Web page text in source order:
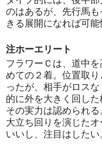
のはあるが、先行馬
きる展開になれば可
注ホーエリート
フラワーＣは、道中
めての２着。位置取
ったが、相手がロス
的に外を大きく回した
その実力は認められる
大立ち回りを演じた
いいし、注目はしたい